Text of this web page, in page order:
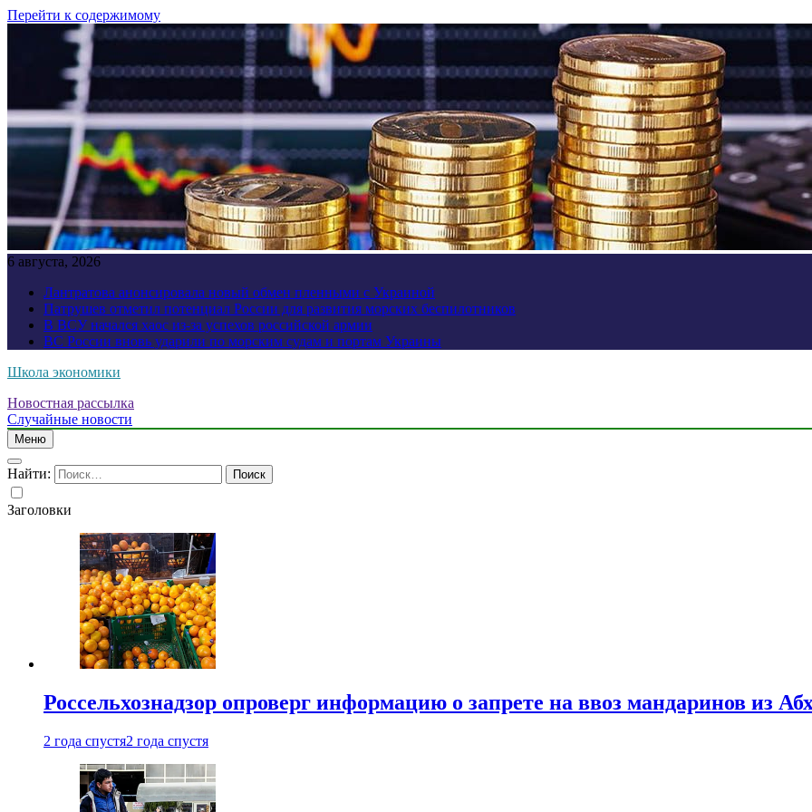
Перейти к содержимому
6 августа, 2026
Лантратова анонсировала новый обмен пленными с Украиной
Патрушев отметил потенциал России для развития морских беспилотников
В ВСУ начался хаос из-за успехов российской армии
ВС России вновь ударили по морским судам и портам Украины
Школа экономики
Новостная рассылка
Случайные новости
Меню
Найти:
Заголовки
Россельхознадзор опроверг информацию о запрете на ввоз мандаринов из
2 года спустя2 года спустя